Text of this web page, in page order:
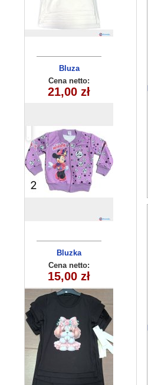
Bluza
dziewczeca
(3-8) 5szt
Cena netto:
21,00 zł
Bluzka
dziewczęca
260625-41(6-16)
6szt
Cena netto:
15,00 zł
Komplety
dziecięce
(3/4-9/10 )
5szt
Cena netto:
21,00 zł
Opaska
dziecięca
250510-4
Cena netto:
10,00 zł